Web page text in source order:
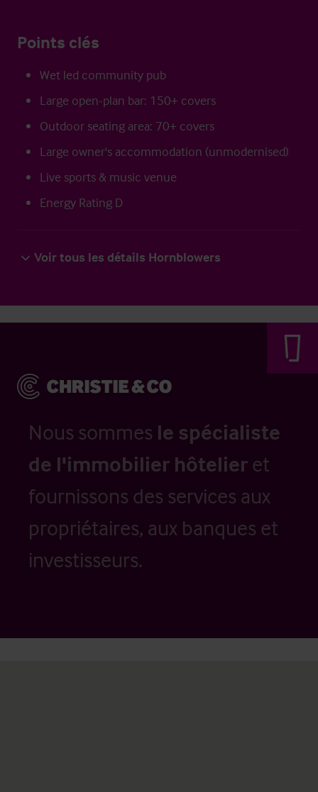
Points clés
Wet led community pub
Large open-plan bar: 150+ covers
Outdoor seating area: 70+ covers
Large owner's accommodation (unmodernised)
Live sports & music venue
Energy Rating D
Voir tous les détails Hornblowers
Nous sommes le spécialiste
de l'immobilier hôtelier et
fournissons des services aux
propriétaires, aux banques et
investisseurs.